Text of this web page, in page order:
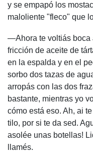
y se empapó los
maloliente "fleco" que
—Ahora te voltiás boca
fricción de aceite de
en la espalda y en el
sorbo dos tazas de
arropás con las dos
bastante, mientras yo
cómo está eso. Ah, ai
tilo, por si te da sed.
asolée unas botellas!
llamés.